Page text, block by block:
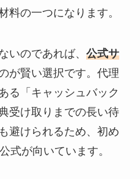
料の一つになります。
いのであれば、 公式サ
が賢い選択です。代理
る「キャッシュバック
受け取りまでの長い待
避けられるため、初め
式が向いています。